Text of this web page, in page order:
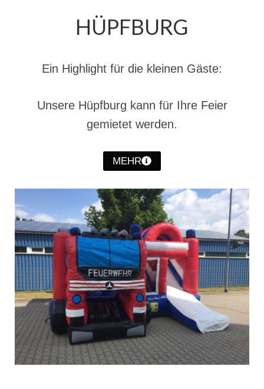
HÜPFBURG
Ein Highlight für die kleinen Gäste:
Unsere Hüpfburg kann für Ihre Feier
gemietet werden.
MEHR